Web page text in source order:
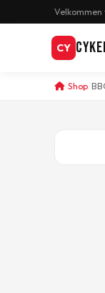
Velkommen
CY
Shop